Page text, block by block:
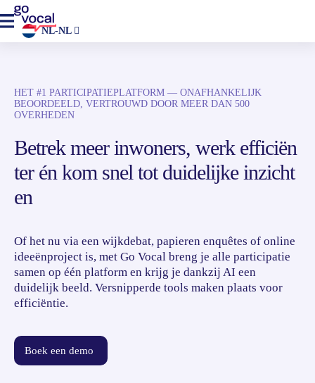
NL-NL
HET #1 PARTICIPATIEPLATFORM — ONAFHANKELIJK
BEOORDEELD, VERTROUWD DOOR MEER DAN 500
OVERHEDEN
Betrek meer inwoners, werk efficiën
ter én kom snel tot duidelijke inzicht
en
Of het nu via een wijkdebat, papieren enquêtes of online
ideeënproject is, met Go Vocal breng je alle participatie
samen op één platform en krijg je dankzij AI een
duidelijk beeld. Versnipperde tools maken plaats voor
efficiëntie.
Boek een demo